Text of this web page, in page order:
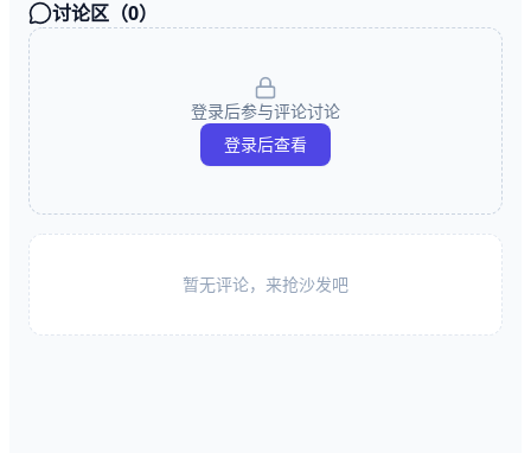
讨论区（0）
登录后参与评论讨论
登录后查看
暂无评论，来抢沙发吧